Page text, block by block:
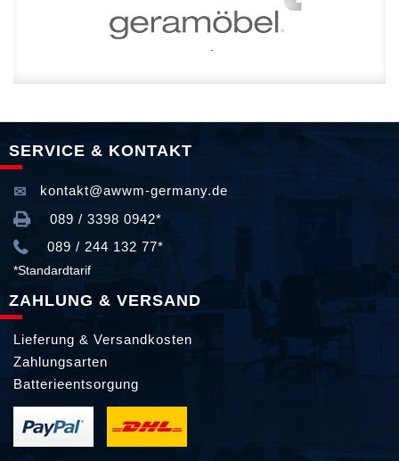
SERVICE & KONTAKT
kontakt@awwm-germany.de
089 / 3398 0942*
089 / 244 132 77*
*Standardtarif
ZAHLUNG & VERSAND
Lieferung & Versandkosten
Zahlungsarten
Batterieentsorgung